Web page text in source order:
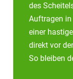
des
Auftragen
einer
direkt vor
So bleiben